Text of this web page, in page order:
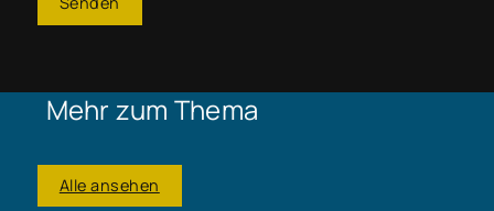
Mehr zum Thema
Alle ansehen